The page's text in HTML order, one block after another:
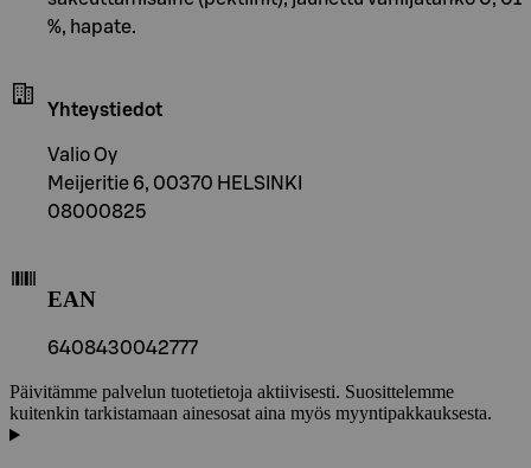
%, hapate.
Yhteystiedot
Valio Oy
Meijeritie 6, 00370 HELSINKI
08000825
EAN
6408430042777
Päivitämme palvelun tuotetietoja aktiivisesti. Suosittelemme
kuitenkin tarkistamaan ainesosat aina myös myyntipakkauksesta.